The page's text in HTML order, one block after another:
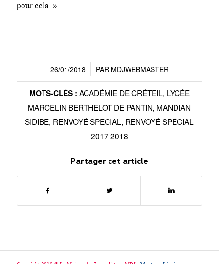
pour cela. »
26/01/2018
/ PAR MDJWEBMASTER
MOTS-CLÉS : ACADÉMIE DE CRÉTEIL, LYCÉE
MARCELIN BERTHELOT DE PANTIN, MANDIAN
SIDIBE, RENVOYÉ SPECIAL, RENVOYÉ SPÉCIAL
2017 2018
Partager cet article